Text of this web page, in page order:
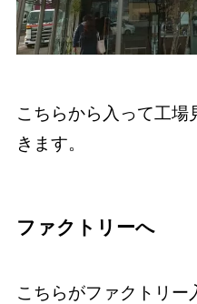
こちらから入って工場
きます。
ファクトリーへ
こちらがファクトリー